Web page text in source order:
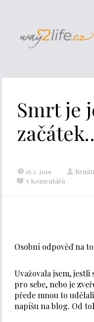
Smrt je
15.3. 2019
5 Komentářů
Osobní odpověď na
Uvažovala jsem,
pro sebe, nebo je
přede mnou to
napíšu na blog. Od